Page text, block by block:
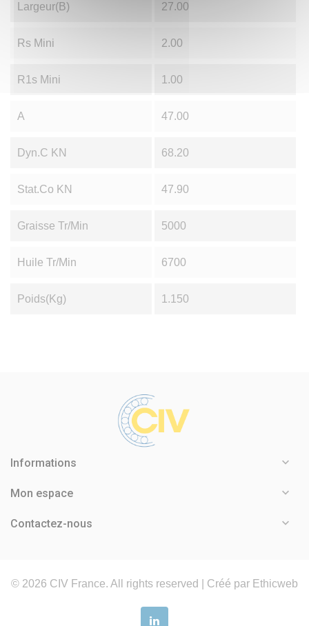
Largeur(B) 27.00
Rs Mini 2.00
R1s Mini 1.00
A 47.00
Dyn.C KN 68.20
Stat.Co KN 47.90
Graisse Tr/min 5000
Huile Tr/min 6700
Poids(Kg) 1.150
Informations 
Mon espace 
Contactez-nous 
© 2026 CIV France. All rights reserved | Créé par Ethicweb